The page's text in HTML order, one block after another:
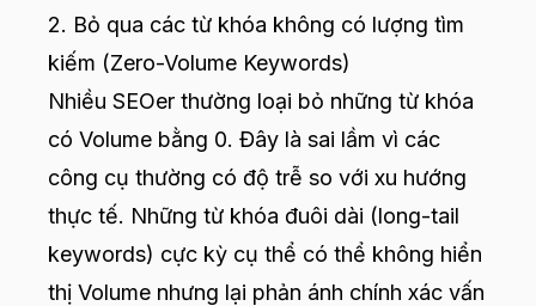
2. Bỏ qua các từ khóa không có lượng tìm
kiếm (Zero-Volume Keywords)
Nhiều SEOer thường loại bỏ những từ khóa
có Volume bằng 0. Đây là sai lầm vì các
công cụ thường có độ trễ so với xu hướng
thực tế. Những từ khóa đuôi dài (long-tail
keywords) cực kỳ cụ thể có thể không hiển
thị Volume nhưng lại phản ánh chính xác vấn